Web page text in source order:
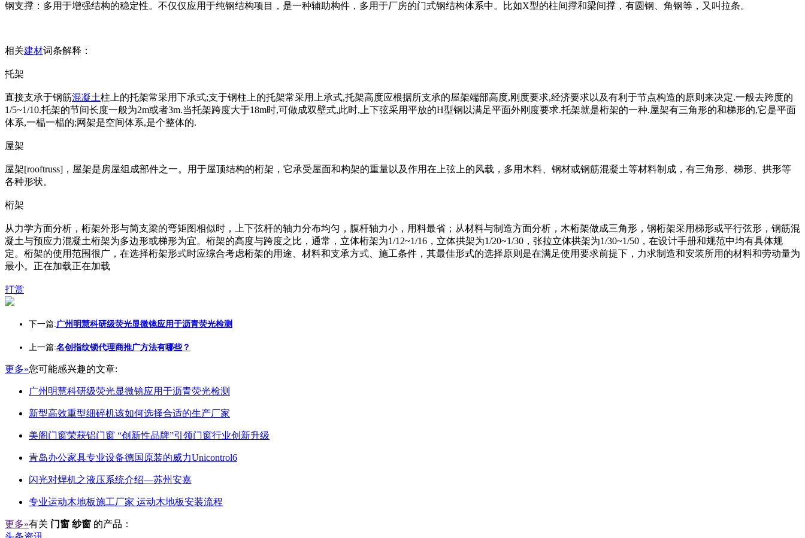
钢支撑：多用于增强结构的稳定性。不仅仅应用于纯钢结构项目，是一种辅助构件，多用于厂房的门式钢结构体系中。比如X型的柱间撑和梁间撑，有圆钢、角钢等，又叫拉条。
相关建材词条解释：
托架
直接支承于钢筋混凝土柱上的托架常采用下承式;支于钢柱上的托架常采用上承式,托架高度应根据所支承的屋架端部高度,刚度要求,经济要求以及有利于节点构造的原则来决定.一般去跨度的
1/5~1/10.托架的节间长度一般为2m或者3m.当托架跨度大于18m时,可做成双壁式,此时,上下弦采用平放的H型钢以满足平面外刚度要求.托架就是桁架的一种.屋架有三角形的和梯形的,它是平面
体系,一榀一榀的;网架是空间体系,是个整体的.
屋架
屋架[rooftruss]，屋架是房屋组成部件之一。用于屋顶结构的桁架，它承受屋面和构架的重量以及作用在上弦上的风载，多用木料、钢材或钢筋混凝土等材料制成，有三角形、梯形、拱形等
各种形状。
桁架
从力学方面分析，桁架外形与简支梁的弯矩图相似时，上下弦杆的轴力分布均匀，腹杆轴力小，用料最省；从材料与制造方面分析，木桁架做成三角形，钢桁架采用梯形或平行弦形，钢筋混
凝土与预应力混凝土桁架为多边形或梯形为宜。桁架的高度与跨度之比，通常，立体桁架为1/12~1/16，立体拱架为1/20~1/30，张拉立体拱架为1/30~1/50，在设计手册和规范中均有具体规
定。桁架的使用范围很广，在选择桁架形式时应综合考虑桁架的用途、材料和支承方式、施工条件，其最佳形式的选择原则是在满足使用要求前提下，力求制造和安装所用的材料和劳动量为
最小。正在加载正在加载
打赏
下一篇:广州明慧科研级荧光显微镜应用于沥青荧光检测
上一篇:名创指纹锁代理商推广方法有哪些？
更多»您可能感兴趣的文章:
广州明慧科研级荧光显微镜应用于沥青荧光检测
新型高效重型细碎机该如何选择合适的生产厂家
美阁门窗荣获铝门窗 “创新性品牌”引领门窗行业创新升级
青岛办公家具专业设备德国原装的威力Unicontrol6
闪光对焊机之液压系统介绍—苏州安嘉
专业运动木地板施工厂家 运动木地板安装流程
更多»有关 门窗 纱窗 的产品：